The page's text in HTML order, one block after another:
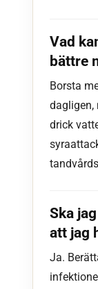
Vad
bättre
Borsta
dagligen,
drick
Ska
att jag
Ja.